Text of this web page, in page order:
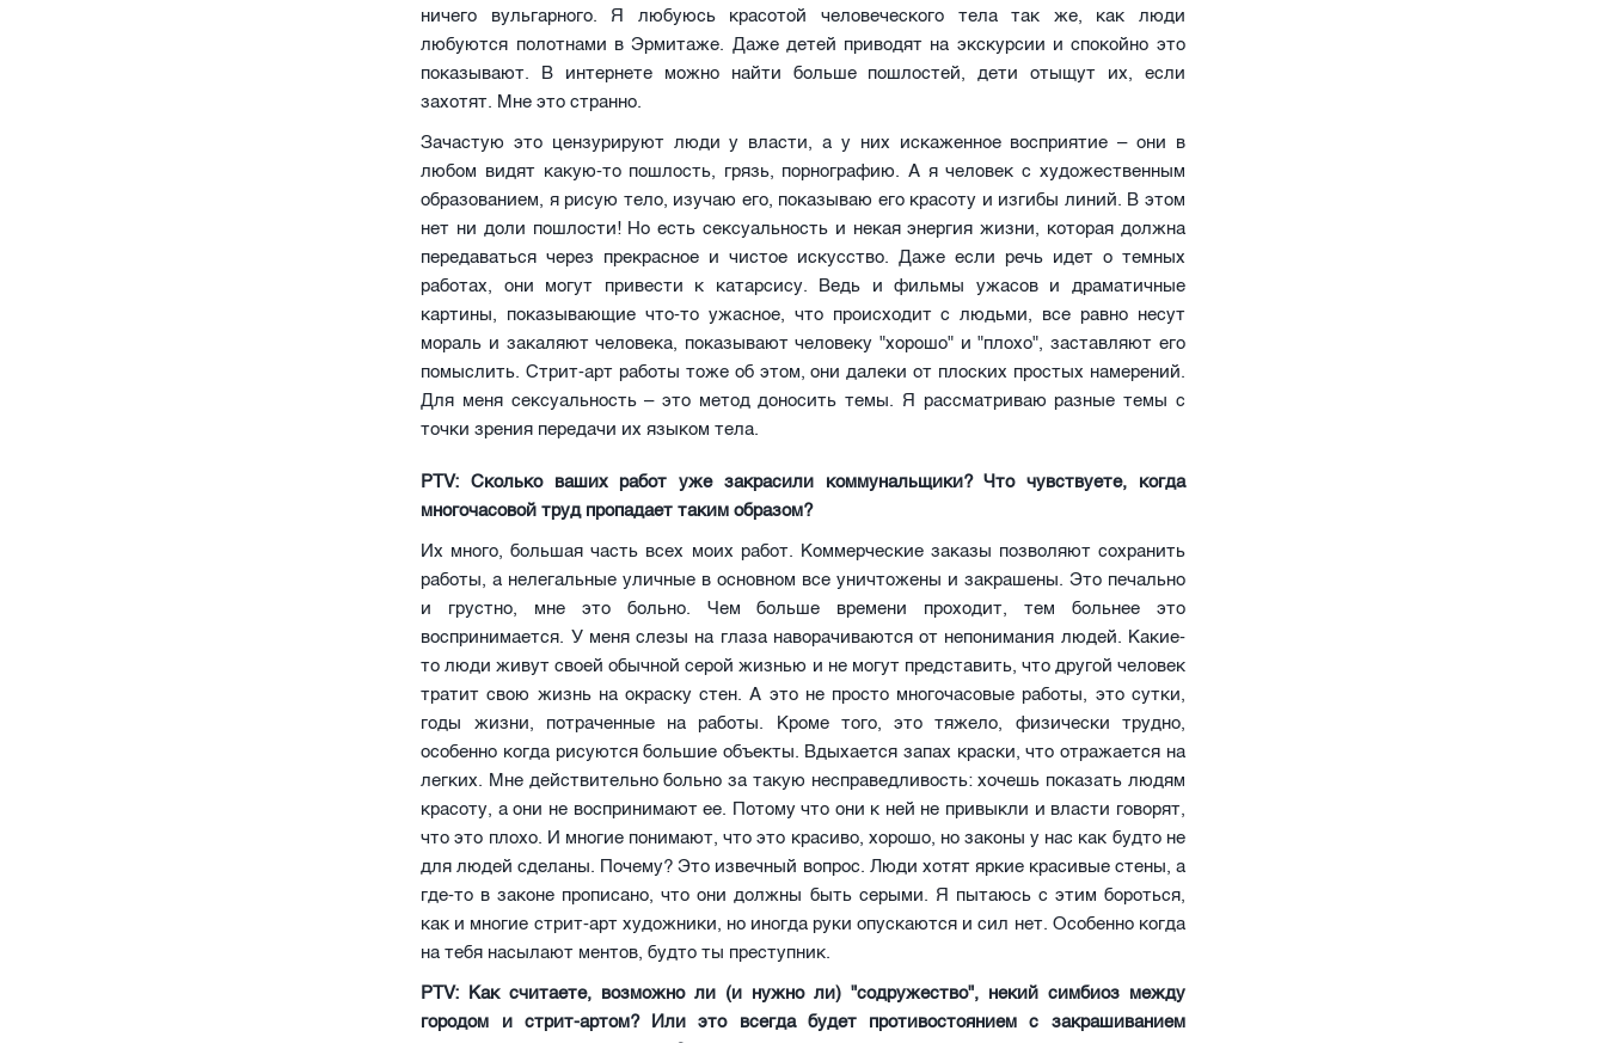
ничего вульгарного. Я любуюсь красотой человеческого тела так же, как люди
любуются полотнами в Эрмитаже. Даже детей приводят на экскурсии и спокойно это
показывают. В интернете можно найти больше пошлостей, дети отыщут их, если
захотят. Мне это странно.
Зачастую это цензурируют люди у власти, а у них искаженное восприятие – они в
любом видят какую-то пошлость, грязь, порнографию. А я человек с художественным
образованием, я рисую тело, изучаю его, показываю его красоту и изгибы линий. В этом
нет ни доли пошлости! Но есть сексуальность и некая энергия жизни, которая должна
передаваться через прекрасное и чистое искусство. Даже если речь идет о темных
работах, они могут привести к катарсису. Ведь и фильмы ужасов и драматичные
картины, показывающие что-то ужасное, что происходит с людьми, все равно несут
мораль и закаляют человека, показывают человеку "хорошо" и "плохо", заставляют его
помыслить. Стрит-арт работы тоже об этом, они далеки от плоских простых намерений.
Для меня сексуальность – это метод доносить темы. Я рассматриваю разные темы с
точки зрения передачи их языком тела.
PTV: Сколько ваших работ уже закрасили коммунальщики? Что чувствуете, когда
многочасовой труд пропадает таким образом?
Их много, большая часть всех моих работ. Коммерческие заказы позволяют сохранить
работы, а нелегальные уличные в основном все уничтожены и закрашены. Это печально
и грустно, мне это больно. Чем больше времени проходит, тем больнее это
воспринимается. У меня слезы на глаза наворачиваются от непонимания людей. Какие-
то люди живут своей обычной серой жизнью и не могут представить, что другой человек
тратит свою жизнь на окраску стен. А это не просто многочасовые работы, это сутки,
годы жизни, потраченные на работы. Кроме того, это тяжело, физически трудно,
особенно когда рисуются большие объекты. Вдыхается запах краски, что отражается на
легких. Мне действительно больно за такую несправедливость: хочешь показать людям
красоту, а они не воспринимают ее. Потому что они к ней не привыкли и власти говорят,
что это плохо. И многие понимают, что это красиво, хорошо, но законы у нас как будто не
для людей сделаны. Почему? Это извечный вопрос. Люди хотят яркие красивые стены, а
где-то в законе прописано, что они должны быть серыми. Я пытаюсь с этим бороться,
как и многие стрит-арт художники, но иногда руки опускаются и сил нет. Особенно когда
на тебя насылают ментов, будто ты преступник.
PTV: Как считаете, возможно ли (и нужно ли) "содружество", некий симбиоз между
городом и стрит-артом? Или это всегда будет противостоянием с закрашиванием